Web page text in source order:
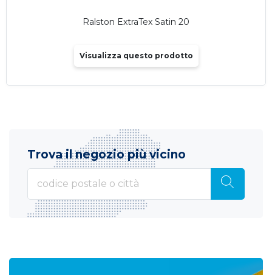
Ralston ExtraTex Satin 20
Visualizza questo prodotto
Trova il negozio più vicino